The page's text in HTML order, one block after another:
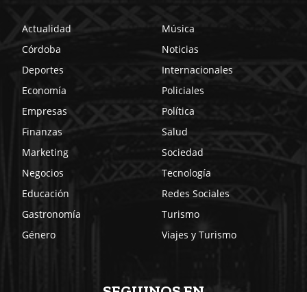
Actualidad
Córdoba
Deportes
Economía
Empresas
Finanzas
Marketing
Negocios
Educación
Gastronomía
Género
Música
Noticias
Internacionales
Policiales
Política
Salud
Sociedad
Tecnología
Redes Sociales
Turismo
Viajes y Turismo